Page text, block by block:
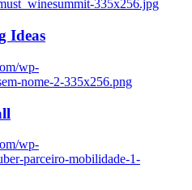
335x256.jpg
Ideas
wp-
nome-2-335x256.png
wp-
parceiro-mobilidade-1-